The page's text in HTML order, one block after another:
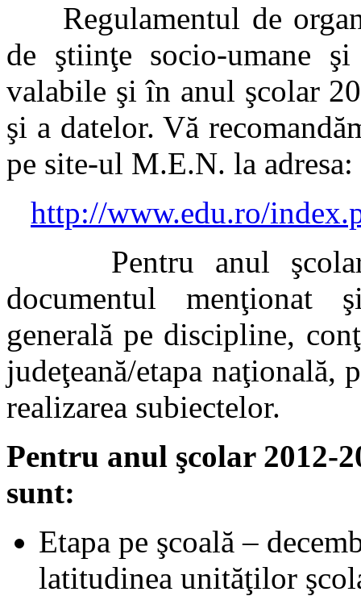
Regulamentul de
de ştiinţe socio-umane
valabile şi în anul şcolar
şi a datelor. Vă
pe site-ul M.E.N. la adresa:
http://www.edu.ro/
Pentru anul şcolar
documentul menţionat
generală pe discipline,
judeţeană/etapa
realizarea subiectelor.
Pentru anul şcolar 2012-
sunt:
Etapa pe şcoală –
latitudinea unităţilor